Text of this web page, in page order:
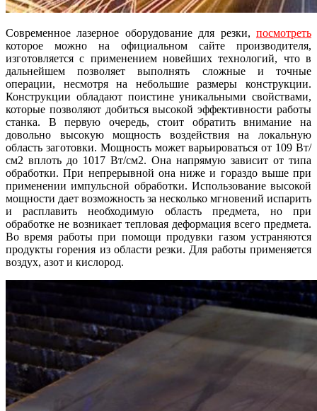
Современное лазерное оборудование для резки, посмотреть
которое можно на официальном сайте производителя,
изготовляется с применением новейших технологий, что в
дальнейшем позволяет выполнять сложные и точные
операции, несмотря на небольшие размеры конструкции.
Конструкции обладают поистине уникальными свойствами,
которые позволяют добиться высокой эффективности работы
станка. В первую очередь, стоит обратить внимание на
довольно высокую мощность воздействия на локальную
область заготовки. Мощность может варьироваться от 109 Вт/
см2 вплоть до 1017 Вт/см2. Она напрямую зависит от типа
обработки. При непрерывной она ниже и гораздо выше при
применении импульсной обработки. Использование высокой
мощности дает возможность за несколько мгновений испарить
и расплавить необходимую область предмета, но при
обработке не возникает тепловая деформация всего предмета.
Во время работы при помощи продувки газом устраняются
продукты горения из области резки. Для работы применяется
воздух, азот и кислород.